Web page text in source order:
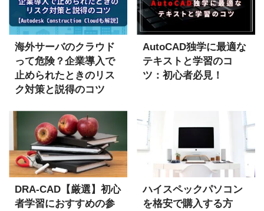
海外サーバのクラウド
って危険？企業導入で
止められたときのリス
ク対策と説得のコツ
Construction Cloudも
解説】
AutoCAD独学に最適な
テキストと学習のコ
ツ：初心者必見！
DRA-CAD【厳選】初心
者学習におすすめの参
ハイスペックパソコン
を格安で購入する方